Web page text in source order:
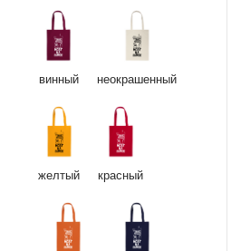
винный неокрашенный
желтый красный